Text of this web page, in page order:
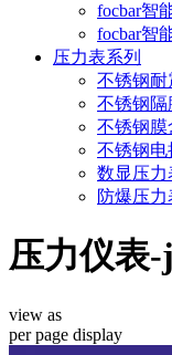
focbar智
focbar智
压力表系列
不锈钢耐
不锈钢隔
不锈钢膜
不锈钢电
数显压力
防爆压力
压力仪表-
view as
per page display